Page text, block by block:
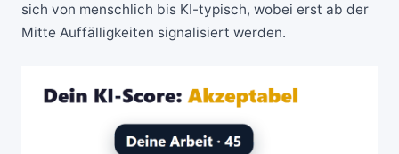
sich von menschlich bis KI-typisch, wobei erst ab der
Mitte Auffälligkeiten signalisiert werden.